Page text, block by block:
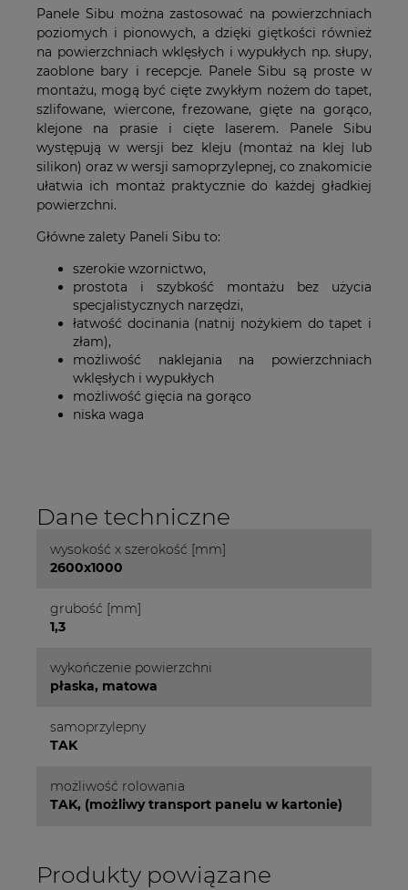
Panele Sibu można zastosować na powierzchniach
poziomych i pionowych, a dzięki giętkości również
na powierzchniach wklęsłych i wypukłych np. słupy,
zaoblone bary i recepcje. Panele Sibu są proste w
montażu, mogą być cięte zwykłym nożem do tapet,
szlifowane, wiercone, frezowane, gięte na gorąco,
klejone na prasie i cięte laserem. Panele Sibu
występują w wersji bez kleju (montaż na klej lub
silikon) oraz w wersji samoprzylepnej, co znakomicie
ułatwia ich montaż praktycznie do każdej gładkiej
powierzchni.
Główne zalety Paneli Sibu to:
szerokie wzornictwo,
prostota i szybkość montażu bez użycia
specjalistycznych narzędzi,
łatwość docinania (natnij nożykiem do tapet i
złam),
możliwość naklejania na powierzchniach
wklęsłych i wypukłych
możliwość gięcia na gorąco
niska waga
Dane techniczne
wysokość x szerokość [mm]
2600x1000
grubość [mm]
1,3
wykończenie powierzchni
płaska, matowa
samoprzylepny
TAK
możliwość rolowania
TAK, (możliwy transport panelu w kartonie)
Produkty powiązane